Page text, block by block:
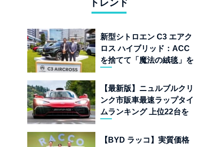
トレンド
新型シトロエン C3 エアク
ロス ハイブリッド：ACC
を捨てて「魔法の絨毯」を
児
【最新版】ニュルブルクリ
ンク市販車最速ラップタイ
ムランキング 上位22台を
【BYD ラッコ】実質価格